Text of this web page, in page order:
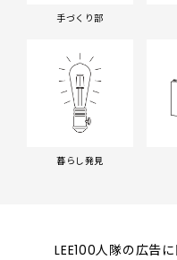
手づくり部
暮らし発見
LEE100人隊の広告